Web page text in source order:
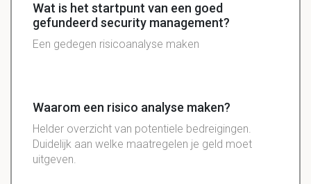
Wat is het startpunt van een goed
gefundeerd security management?
Een gedegen risicoanalyse maken
Waarom een risico analyse maken?
Helder overzicht van potentiele bedreigingen.
Duidelijk aan welke maatregelen je geld moet
uitgeven.